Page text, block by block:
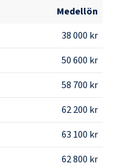
Medellön
38 000 kr
50 600 kr
58 700 kr
62 200 kr
63 100 kr
62 800 kr